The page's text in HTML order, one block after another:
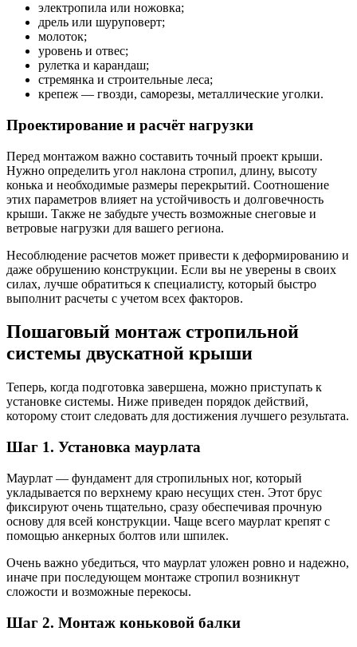
электропила или ножовка;
дрель или шуруповерт;
молоток;
уровень и отвес;
рулетка и карандаш;
стремянка и строительные леса;
крепеж — гвозди, саморезы, металлические уголки.
Проектирование и расчёт нагрузки
Перед монтажом важно составить точный проект крыши.
Нужно определить угол наклона стропил, длину, высоту
конька и необходимые размеры перекрытий. Соотношение
этих параметров влияет на устойчивость и долговечность
крыши. Также не забудьте учесть возможные снеговые и
ветровые нагрузки для вашего региона.
Несоблюдение расчетов может привести к деформированию и
даже обрушению конструкции. Если вы не уверены в своих
силах, лучше обратиться к специалисту, который быстро
выполнит расчеты с учетом всех факторов.
Пошаговый монтаж стропильной
системы двускатной крыши
Теперь, когда подготовка завершена, можно приступать к
установке системы. Ниже приведен порядок действий,
которому стоит следовать для достижения лучшего результата.
Шаг 1. Установка маурлата
Маурлат — фундамент для стропильных ног, который
укладывается по верхнему краю несущих стен. Этот брус
фиксируют очень тщательно, сразу обеспечивая прочную
основу для всей конструкции. Чаще всего маурлат крепят с
помощью анкерных болтов или шпилек.
Очень важно убедиться, что маурлат уложен ровно и надежно,
иначе при последующем монтаже стропил возникнут
сложости и возможные перекосы.
Шаг 2. Монтаж коньковой балки